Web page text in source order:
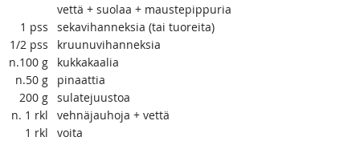
vettä + suolaa + maustepippuria
1 pss
sekavihanneksia (tai tuoreita)
1/2 pss
kruunuvihanneksia
n.100 g
kukkakaalia
n.50 g
pinaattia
200 g sulatejuustoa
n. 1 rkl
vehnäjauhoja + vettä
1 rkl
voita